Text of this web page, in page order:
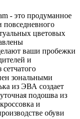
- это продуманное
повседневного
цветовых
ваши пробежки
и
зональными
из ЭВА создает
подошва из
и
обуви